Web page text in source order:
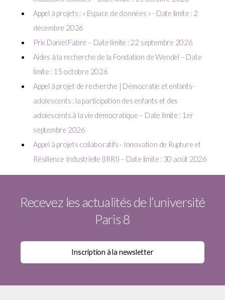
Appel à projets : « Espace de données » - Date limite : 2
décembre 2026
Prix Daniel Fabre – Date limite : 22 septembre 2026
Aides à la recherche de la Fondation de Wendel – Date
limite : 15 octobre 2026
Appel à projet de recherche | Démocratie et enfants-
adolescents : la participation des enfants et des
adolescents à la vie démocratique – Date limite : 1er
septembre 2026
Appel à projets collaboratifs - Innovation de Rupture et
Résilience Industrielle (IRRI) – Date limite : 30 août 2026
Recevez les actualités de l’université
Paris 8